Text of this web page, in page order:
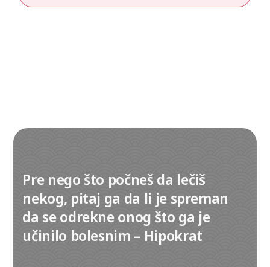
Pre nego što počneš da lečiš
nekog, pitaj ga da li je spreman
da se odrekne onog što ga je
učinilo bolesnim – Hipokrat